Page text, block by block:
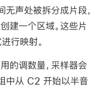
无声处被拆分成片段，
建一个区域。这些片
行映射。
的调数量，采样器会
中从 C2 开始以半音